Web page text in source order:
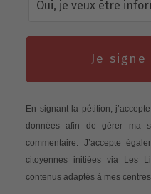
Oui, je veux être
Je
En signant la pétition,
données afin de gérer ma
commentaire. J’accepte
citoyennes initiées via Les
contenus adaptés à mes centres